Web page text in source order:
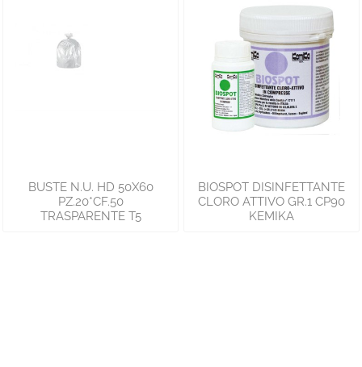
BUSTE N.U. HD 50X60
PZ.20*CF.50
TRASPARENTE T5
BIOSPOT DISINFETTANTE
CLORO ATTIVO GR.1 CP90
KEMIKA